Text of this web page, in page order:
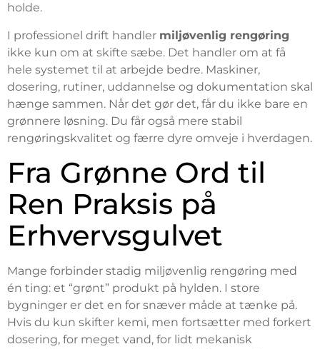
holde.
I professionel drift handler miljøvenlig rengøring
ikke kun om at skifte sæbe. Det handler om at få
hele systemet til at arbejde bedre. Maskiner,
dosering, rutiner, uddannelse og dokumentation skal
hænge sammen. Når det gør det, får du ikke bare en
grønnere løsning. Du får også mere stabil
rengøringskvalitet og færre dyre omveje i hverdagen.
Fra Grønne Ord til
Ren Praksis på
Erhvervsgulvet
Mange forbinder stadig miljøvenlig rengøring med
én ting: et “grønt” produkt på hylden. I store
bygninger er det en for snæver måde at tænke på.
Hvis du kun skifter kemi, men fortsætter med forkert
dosering, for meget vand, for lidt mekanisk